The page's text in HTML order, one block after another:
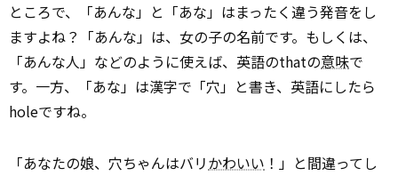
ところで、「あんな」と「あな」はまったく違う発音をし
ますよね？「あんな」は、女の子の名前です。もしくは、
「あんな人」などのように使えば、英語のthatの意味で
す。一方、「あな」は漢字で「穴」と書き、英語にしたら
holeですね。
「あなたの娘、穴ちゃんはバリかわいい ！」と間違ってし